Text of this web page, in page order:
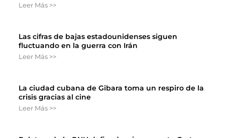
Leer Más >>
Las cifras de bajas estadounidenses siguen
fluctuando en la guerra con Irán
Leer Más >>
La ciudad cubana de Gibara toma un respiro de la
crisis gracias al cine
Leer Más >>